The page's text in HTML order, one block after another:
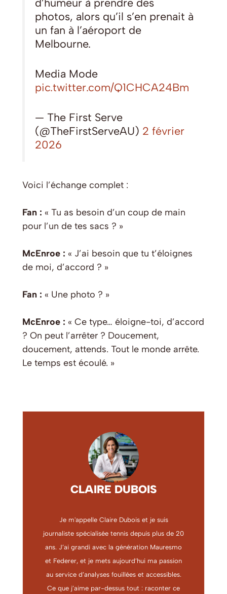
photos, alors qu’il s’en prenait à
un fan à l’aéroport de
Melbourne.
Media Mode
pic.twitter.com/Q1CHCA24Bm
— The First Serve
(@TheFirstServeAU) 2 février
2026
Voici l’échange complet :
Fan : « Tu as besoin d’un coup de main
pour l’un de tes sacs ? »
McEnroe : « J’ai besoin que tu t’éloignes
de moi, d’accord ? »
Fan : « Une photo ? »
McEnroe : « Ce type… éloigne-toi, d’accord
? On peut l’arrêter ? Doucement,
doucement, attends. Tout le monde arrête.
Le temps est écoulé. »
CLAIRE DUBOIS
Je m'appelle Claire Dubois et je suis
journaliste spécialisée tennis depuis plus de 20
ans. J’ai grandi avec la génération Mauresmo
et Federer, et je mets aujourd’hui ma passion
au service d’analyses fouillées et accessibles.
Ce que j’aime par-dessus tout : raconter ce